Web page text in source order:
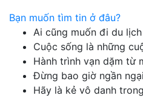
Bạn muốn tìm tin ở đâu?
Ai cũng muốn đi du
Cuộc sống là những
Hành trình vạn dặm từ
Đừng bao giờ ngần
Hãy là kẻ vô danh